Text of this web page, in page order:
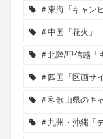
＃東海「キャン
＃中国「花火」
＃北陸/甲信越「
＃四国「区画サ
＃和歌山県のキ
＃九州・沖縄「